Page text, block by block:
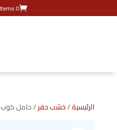
0 Items
الرئيسية/خشب حفر/ حامل كوب 9.4×9.4 cm روز